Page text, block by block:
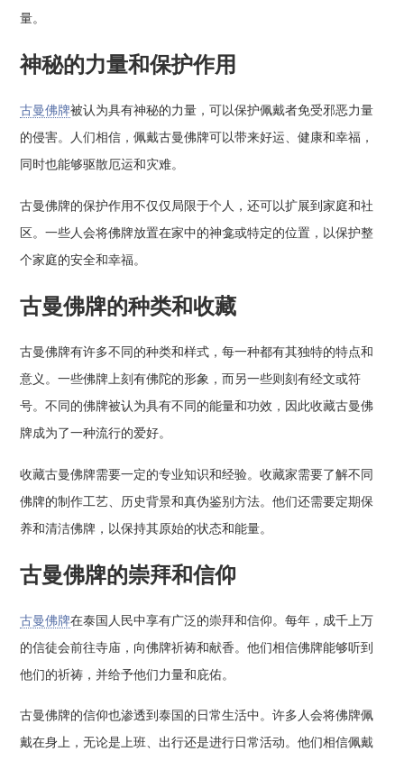
量。
神秘的力量和保护作用
古曼佛牌被认为具有神秘的力量，可以保护佩戴者免受邪恶力量
的侵害。人们相信，佩戴古曼佛牌可以带来好运、健康和幸福，
同时也能够驱散厄运和灾难。
古曼佛牌的保护作用不仅仅局限于个人，还可以扩展到家庭和社
区。一些人会将佛牌放置在家中的神龛或特定的位置，以保护整
个家庭的安全和幸福。
古曼佛牌的种类和收藏
古曼佛牌有许多不同的种类和样式，每一种都有其独特的特点和
意义。一些佛牌上刻有佛陀的形象，而另一些则刻有经文或符
号。不同的佛牌被认为具有不同的能量和功效，因此收藏古曼佛
牌成为了一种流行的爱好。
收藏古曼佛牌需要一定的专业知识和经验。收藏家需要了解不同
佛牌的制作工艺、历史背景和真伪鉴别方法。他们还需要定期保
养和清洁佛牌，以保持其原始的状态和能量。
古曼佛牌的崇拜和信仰
古曼佛牌在泰国人民中享有广泛的崇拜和信仰。每年，成千上万
的信徒会前往寺庙，向佛牌祈祷和献香。他们相信佛牌能够听到
他们的祈祷，并给予他们力量和庇佑。
古曼佛牌的信仰也渗透到泰国的日常生活中。许多人会将佛牌佩
戴在身上，无论是上班、出行还是进行日常活动。他们相信佩戴